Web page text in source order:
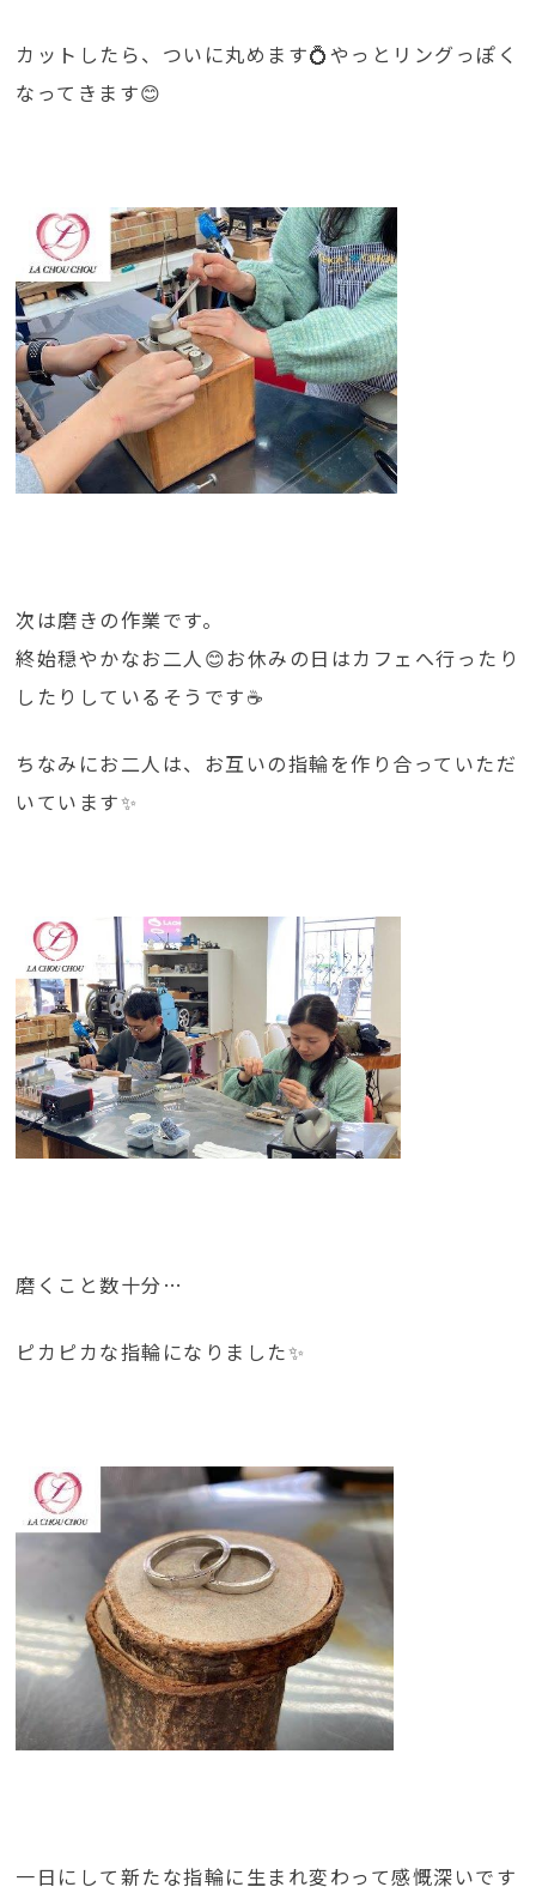
カットしたら、ついに丸めます💍やっとリングっぽく
なってきます😊
次は磨きの作業です。
終始穏やかなお二人😊お休みの日はカフェへ行ったり
したりしているそうです☕
ちなみにお二人は、お互いの指輪を作り合っていただ
いています✨
磨くこと数十分…
ピカピカな指輪になりました✨
一日にして新たな指輪に生まれ変わって感慨深いです